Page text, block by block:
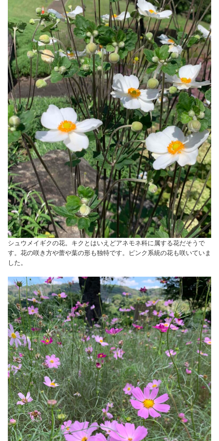
シュウメイギクの花。キクとはいえどアネモネ科に属する花だそうで
す。花の咲き方や蕾や葉の形も独特です。ピンク系統の花も咲いていま
した。